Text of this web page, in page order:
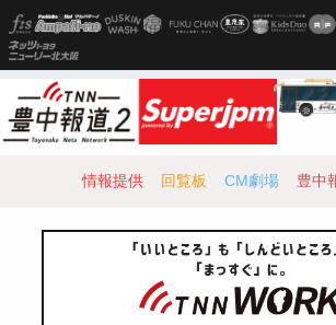
情報提供 回覧板 CM劇場 豊中